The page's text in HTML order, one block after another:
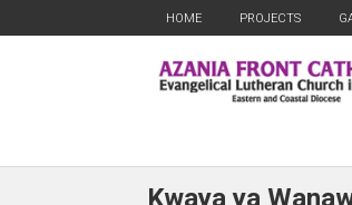
HOME PROJECTS
Kwaya ya